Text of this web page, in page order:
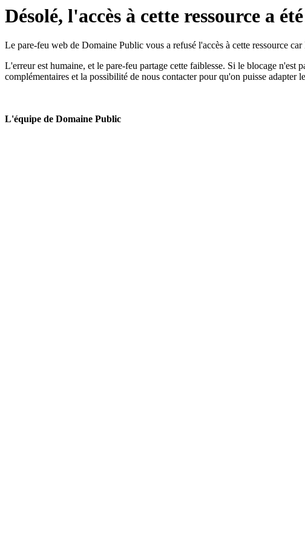
Désolé, l'accès à cette ressource a
Le pare-feu web de Domaine Public vous a refusé l'accès à cette ressource
L'erreur est humaine, et le pare-feu partage cette faiblesse. Si le blocage n'est
complémentaires et la possibilité de nous contacter pour qu'on puisse adapter
L'équipe de Domaine Public